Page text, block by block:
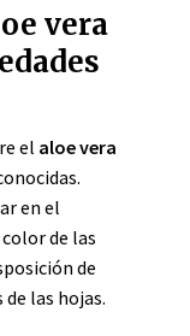
vera
el aloe vera
en el
de las
de
las hojas.